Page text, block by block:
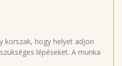
korszak, hogy helyet adjon
lépéseket. A munka